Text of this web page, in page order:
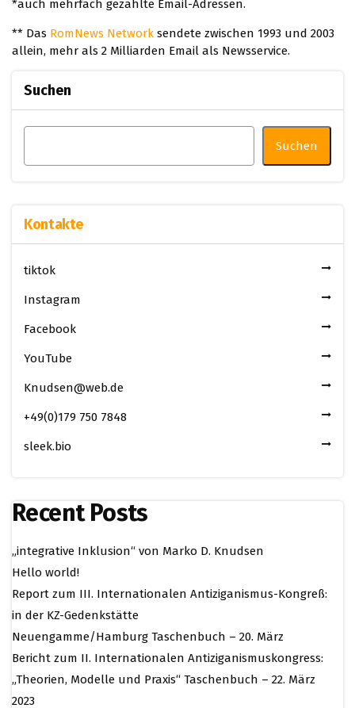
*auch mehrfach gezählte Email-Adressen.
** Das RomNews Network sendete zwischen 1993 und 2003
allein, mehr als 2 Milliarden Email als Newsservice.
Suchen
Suchen
Kontakte
tiktok
Instagram
Facebook
YouTube
Knudsen@web.de
+49(0)179 750 7848
sleek.bio
Recent Posts
„integrative Inklusion“ von Marko D. Knudsen
Hello world!
Report zum III. Internationalen Antiziganismus-Kongreß:
in der KZ-Gedenkstätte
Neuengamme/Hamburg Taschenbuch – 20. März
Bericht zum II. Internationalen Antiziganismuskongress:
„Theorien, Modelle und Praxis“ Taschenbuch – 22. März
2023